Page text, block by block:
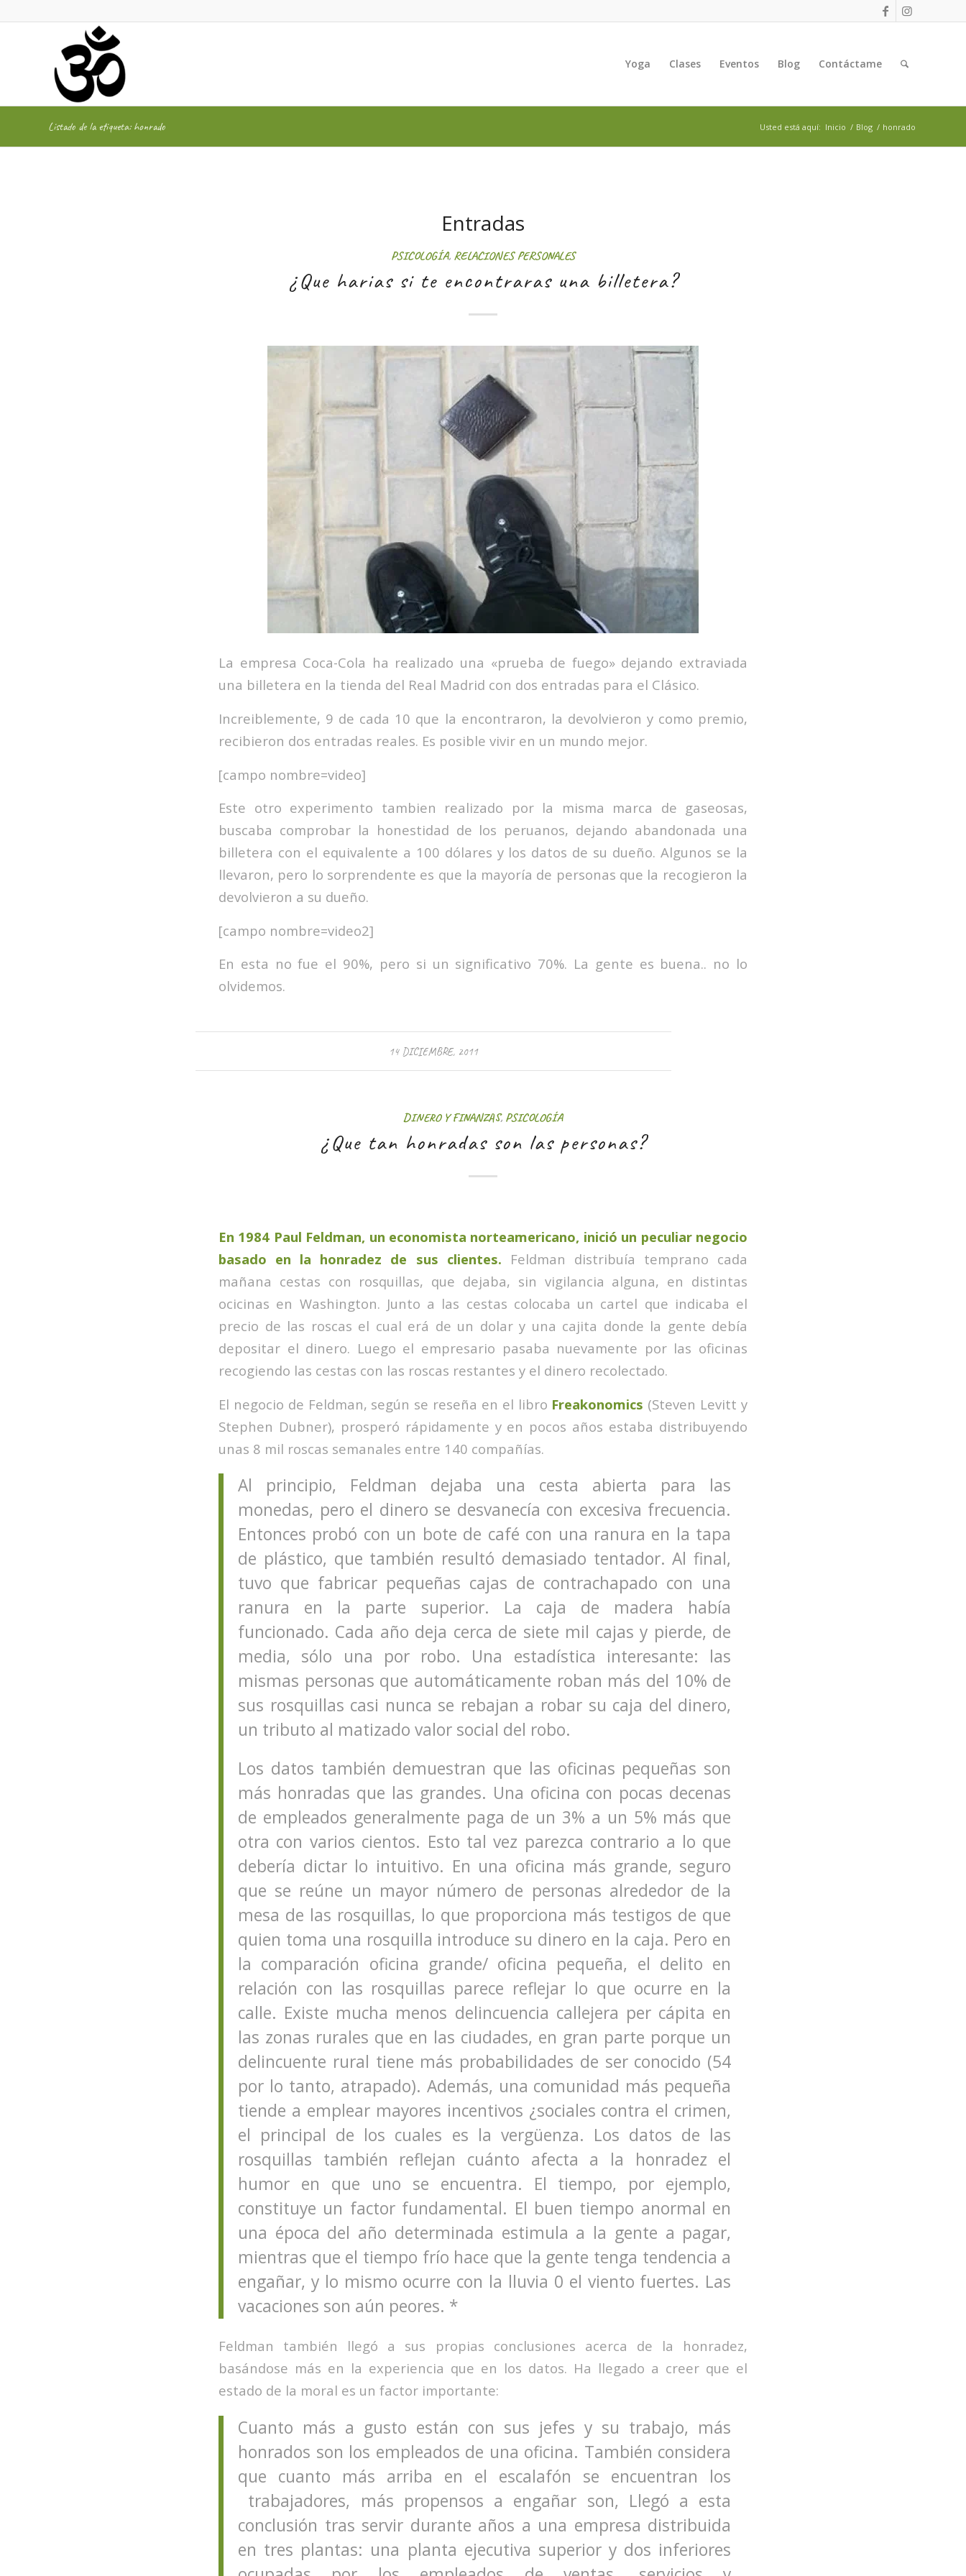
Yoga Clases Eventos Blog Contáctame
Listado de la etiqueta: honrado Usted está aquí: Inicio / Blog / honrado
Entradas
PSICOLOGÍA, RELACIONES PERSONALES
¿Que harias si te encontraras una billetera?
La empresa Coca-Cola ha realizado una «prueba de fuego» dejando extraviada
una billetera en la tienda del Real Madrid con dos entradas para el Clásico.
Increiblemente, 9 de cada 10 que la encontraron, la devolvieron y como premio,
recibieron dos entradas reales. Es posible vivir en un mundo mejor.
[campo nombre=video]
Este otro experimento tambien realizado por la misma marca de gaseosas,
buscaba comprobar la honestidad de los peruanos, dejando abandonada una
billetera con el equivalente a 100 dólares y los datos de su dueño. Algunos se la
llevaron, pero lo sorprendente es que la mayoría de personas que la recogieron la
devolvieron a su dueño.
[campo nombre=video2]
En esta no fue el 90%, pero si un significativo 70%. La gente es buena.. no lo
olvidemos.
14 DICIEMBRE, 2011
DINERO Y FINANZAS, PSICOLOGÍA
¿Que tan honradas son las personas?
En 1984 Paul Feldman, un economista norteamericano, inició un peculiar negocio
basado en la honradez de sus clientes. Feldman distribuía temprano cada
mañana cestas con rosquillas, que dejaba, sin vigilancia alguna, en distintas
ocicinas en Washington. Junto a las cestas colocaba un cartel que indicaba el
precio de las roscas el cual erá de un dolar y una cajita donde la gente debía
depositar el dinero. Luego el empresario pasaba nuevamente por las oficinas
recogiendo las cestas con las roscas restantes y el dinero recolectado.
El negocio de Feldman, según se reseña en el libro Freakonomics (Steven Levitt y
Stephen Dubner), prosperó rápidamente y en pocos años estaba distribuyendo
unas 8 mil roscas semanales entre 140 compañías.
Al principio, Feldman dejaba una cesta abierta para las
monedas, pero el dinero se desvanecía con excesiva frecuencia.
Entonces probó con un bote de café con una ranura en la tapa
de plástico, que también resultó demasiado tentador. Al final,
tuvo que fabricar pequeñas cajas de contrachapado con una
ranura en la parte superior. La caja de madera había
funcionado. Cada año deja cerca de siete mil cajas y pierde, de
media, sólo una por robo. Una estadística interesante: las
mismas personas que automáticamente roban más del 10% de
sus rosquillas casi nunca se rebajan a robar su caja del dinero,
un tributo al matizado valor social del robo.
Los datos también demuestran que las oficinas pequeñas son
más honradas que las grandes. Una oficina con pocas decenas
de empleados generalmente paga de un 3% a un 5% más que
otra con varios cientos. Esto tal vez parezca contrario a lo que
debería dictar lo intuitivo. En una oficina más grande, seguro
que se reúne un mayor número de personas alrededor de la
mesa de las rosquillas, lo que proporciona más testigos de que
quien toma una rosquilla introduce su dinero en la caja. Pero en
la comparación oficina grande/ oficina pequeña, el delito en
relación con las rosquillas parece reflejar lo que ocurre en la
calle. Existe mucha menos delincuencia callejera per cápita en
las zonas rurales que en las ciudades, en gran parte porque un
delincuente rural tiene más probabilidades de ser conocido (54
por lo tanto, atrapado). Además, una comunidad más pequeña
tiende a emplear mayores incentivos ¿sociales contra el crimen,
el principal de los cuales es la vergüenza. Los datos de las
rosquillas también reflejan cuánto afecta a la honradez el
humor en que uno se encuentra. El tiempo, por ejemplo,
constituye un factor fundamental. El buen tiempo anormal en
una época del año determinada estimula a la gente a pagar,
mientras que el tiempo frío hace que la gente tenga tendencia a
engañar, y lo mismo ocurre con la lluvia 0 el viento fuertes. Las
vacaciones son aún peores. *
Feldman también llegó a sus propias conclusiones acerca de la honradez,
basándose más en la experiencia que en los datos. Ha llegado a creer que el
estado de la moral es un factor importante:
Cuanto más a gusto están con sus jefes y su trabajo, más
honrados son los empleados de una oficina. También considera
que cuanto más arriba en el escalafón se encuentran los
trabajadores, más propensos a engañar son, Llegó a esta
conclusión tras servir durante años a una empresa distribuida
en tres plantas: una planta ejecutiva superior y dos inferiores